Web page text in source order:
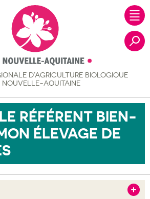
D’AGRICULTURE BIOLOGIQUE
NOUVELLE-AQUITAINE
RÉFÉRENT BIEN-
ÉLEVAGE DE